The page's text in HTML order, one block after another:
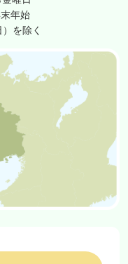
年始
を除く